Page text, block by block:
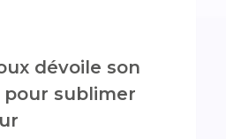
dévoile son
sublimer